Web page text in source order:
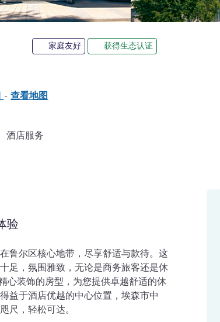
家庭友好 获得生态认证
- 查看地图
酒店服务
验
鲁尔区核心地带，尽享舒适与款待。这
足，氛围雅致，无论是商务旅客还是休
心装饰的房型，为您提供卓越舒适的休
益于酒店优越的中心位置，埃森市中
尺，轻松可达。